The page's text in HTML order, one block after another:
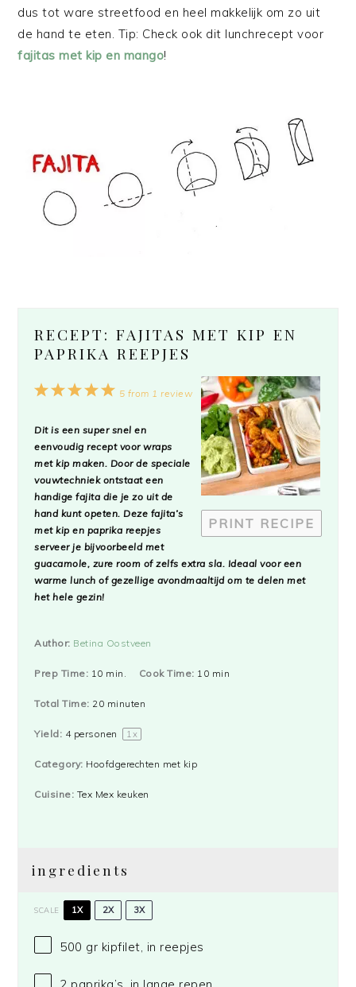
dus tot ware streetfood en heel makkelijk om zo uit
de hand te eten. Tip: Check ook dit lunchrecept voor
fajitas met kip en mango!
RECEPT: FAJITAS MET KIP EN
PAPRIKA REEPJES
PRINT RECIPE
5
4
3
2
1
5 from 1 review
Dit is een super snel en
eenvoudig recept voor wraps
met kip maken. Door de speciale
vouwtechniek ontstaat een
handige fajita die je zo uit de
hand kunt opeten. Deze fajita’s
met kip en paprika reepjes
serveer je bijvoorbeeld met
guacamole, zure room of zelfs extra sla. Ideaal voor een
warme lunch of gezellige avondmaaltijd om te delen met
het hele gezin!
Author: Betina Oostveen
Prep Time: 10 min. Cook Time: 10 min
Total Time: 20 minuten
Yield: 4personen 1 x
Category: Hoofdgerechten met kip
Cuisine: Tex Mex keuken
ingredients
SCALE 1X 2X 3X
500 gr kipfilet, in reepjes